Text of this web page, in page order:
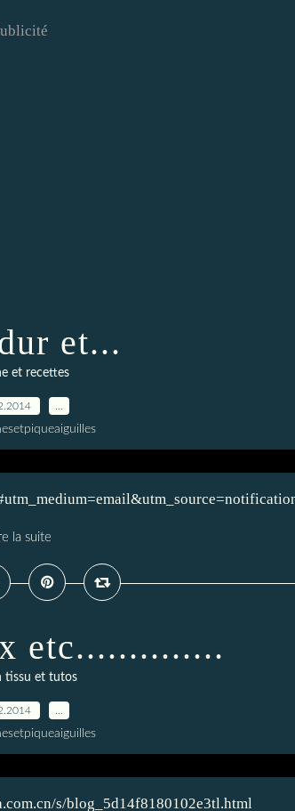
et...
et recettes
la suite
etc..............
tissu et tutos
s/blog_5d14f8180102e3tl.html